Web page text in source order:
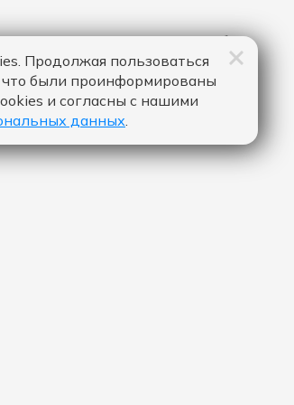
ЗА "ПОСМОТРИ В ГЛАЗА -
ЗА "ОДИН ПРОЦЕНТ - ZIVERT":
Продолжая пользоваться
были проинформированы
и согласны с нашими
данных.